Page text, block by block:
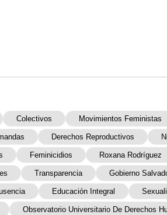
Colectivos Movimientos Feministas
Derechos Reproductivos
Feminicidios Roxana Rodríguez
Transparencia Gobierno
Educación Integral
Observatorio Universitario De Derechos